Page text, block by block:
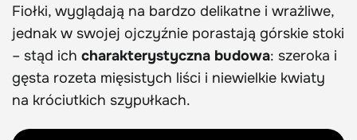
Fiołki, wyglądają na bardzo delikatne i wrażliwe,
jednak w swojej ojczyźnie porastają górskie stoki
– stąd ich charakterystyczna budowa: szeroka i
gęsta rozeta mięsistych liści i niewielkie kwiaty
na króciutkich szypułkach.